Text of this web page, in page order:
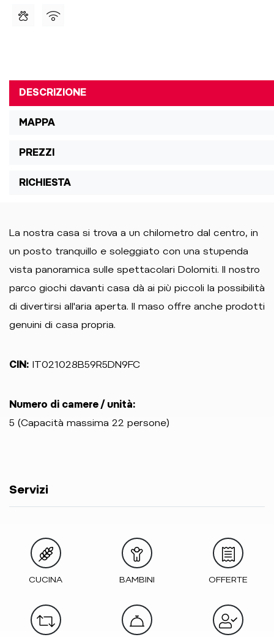
DESCRIZIONE
MAPPA
PREZZI
RICHIESTA
La nostra casa si trova a un chilometro dal centro, in
un posto tranquillo e soleggiato con una stupenda
vista panoramica sulle spettacolari Dolomiti. Il nostro
parco giochi davanti casa dà ai più piccoli la possibilità
di divertirsi all'aria aperta. Il maso offre anche prodotti
genuini di casa propria.
CIN: IT021028B59R5DN9FC
Numero di camere / unità:
5 (Capacità massima 22 persone)
Servizi
CUCINA BAMBINI OFFERTE